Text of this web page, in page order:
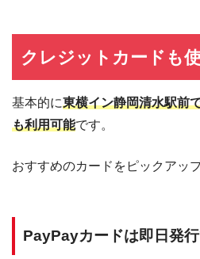
クレジットカードも
基本的に東横イン静岡清水駅前
も利用可能です。
おすすめのカードをピックアッ
PayPayカードは即日発